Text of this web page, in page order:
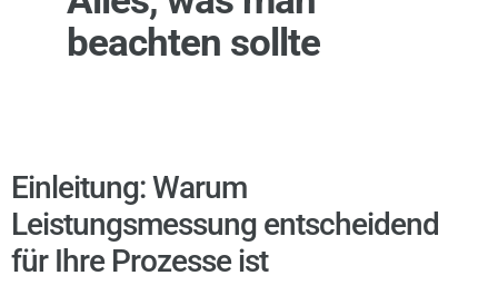
beachten sollte
Einleitung: Warum
Leistungsmessung entscheidend
für Ihre Prozesse ist